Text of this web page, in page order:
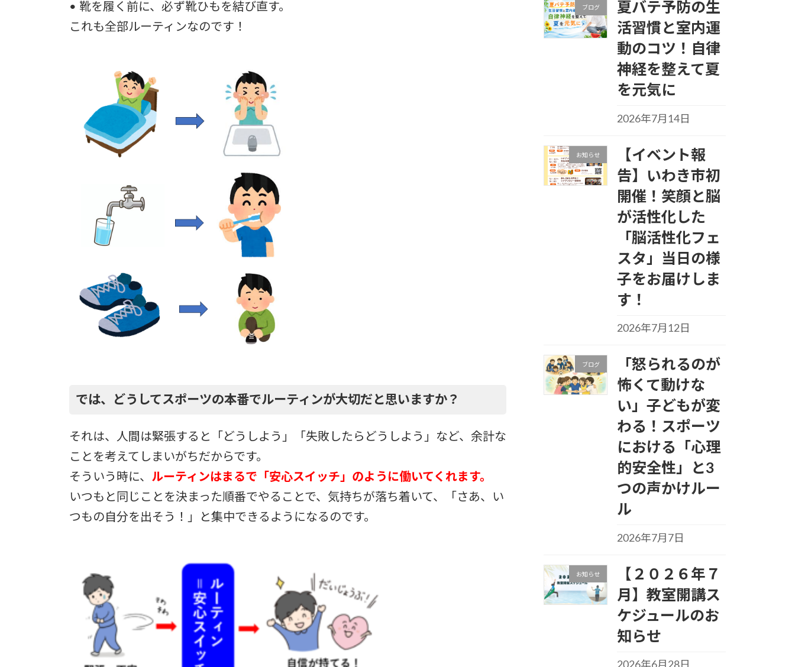
• 靴を履く前に、必ず靴ひもを結び直す。
これも全部ルーティンなのです！
では、どうしてスポーツの本番でルーティンが大切だと思いますか？
それは、人間は緊張すると「どうしよう」「失敗したらどうしよう」など、余計な
ことを考えてしまいがちだからです。
そういう時に、 ルーティンはまるで「安心スイッチ」のように働いてくれます。
いつもと同じことを決まった順番でやることで、気持ちが落ち着いて、「さあ、い
つもの自分を出そう！」と集中できるようになるのです。
ブログ
夏バテ予防の生
活習慣と室内運
動のコツ！自律
神経を整えて夏
を元気に
2026年7月14日
お知らせ
【イベント報
告】いわき市初
開催！笑顔と脳
が活性化した
「脳活性化フェ
スタ」当日の様
子をお届けしま
す！
2026年7月12日
ブログ
「怒られるのが
怖くて動けな
い」子どもが変
わる！スポーツ
における「心理
的安全性」と3
つの声かけルー
ル
2026年7月7日
お知らせ
【２０２６年７
月】教室開講ス
ケジュールのお
知らせ